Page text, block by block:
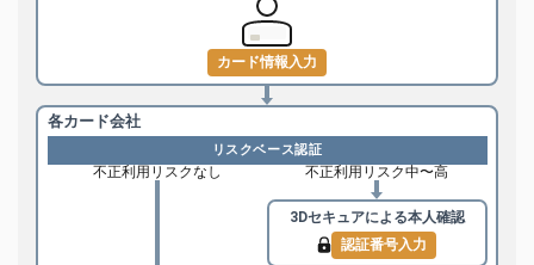
カード情報入力
各カード会社
リスクベース認証
不正利用リスクなし 不正利用リスク中〜高
3Dセキュアによる本人確認
認証番号入力